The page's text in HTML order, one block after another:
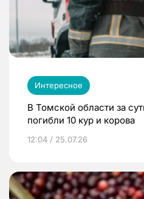
Интересное
В Томской области за
погибли 10 кур и корова
12:04 / 25.07.26